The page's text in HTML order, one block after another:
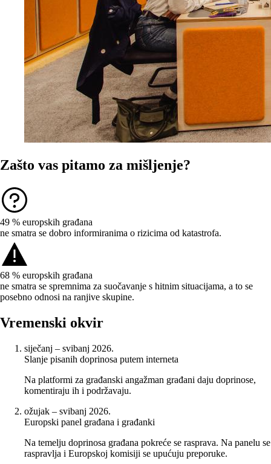
Zašto vas pitamo za mišljenje?
49 % europskih građana
ne smatra se dobro informiranima o rizicima od katastrofa.
68 % europskih građana
ne smatra se spremnima za suočavanje s hitnim situacijama, a to se
posebno odnosi na ranjive skupine.
Vremenski okvir
siječanj – svibanj 2026.
Slanje pisanih doprinosa putem interneta
Na platformi za građanski angažman građani daju doprinose,
komentiraju ih i podržavaju.
ožujak – svibanj 2026.
Europski panel građana i građanki
Na temelju doprinosa građana pokreće se rasprava. Na panelu se
raspravlja i Europskoj komisiji se upućuju preporuke.